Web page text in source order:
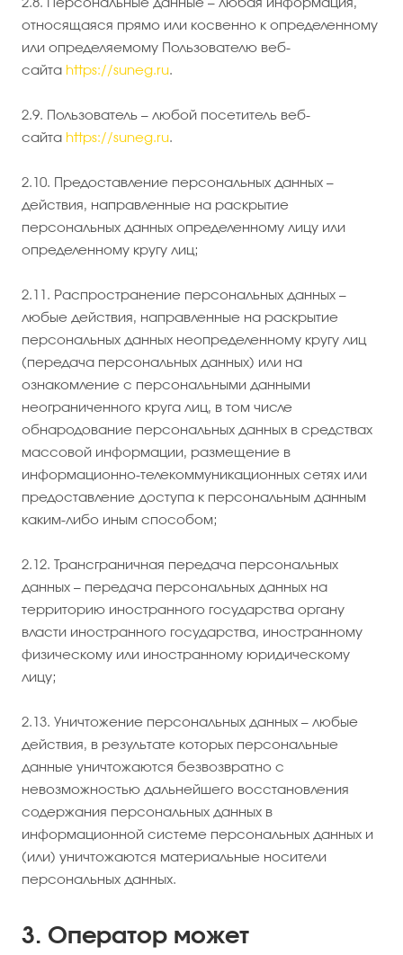
относящаяся прямо или косвенно к определенному
или определяемому Пользователю веб-
сайта https://suneg.ru.
2.9. Пользователь – любой посетитель веб-
сайта https://suneg.ru.
2.10. Предоставление персональных данных –
действия, направленные на раскрытие
персональных данных определенному лицу или
определенному кругу лиц;
2.11. Распространение персональных данных –
любые действия, направленные на раскрытие
персональных данных неопределенному кругу лиц
(передача персональных данных) или на
ознакомление с персональными данными
неограниченного круга лиц, в том числе
обнародование персональных данных в средствах
массовой информации, размещение в
информационно-телекоммуникационных сетях или
предоставление доступа к персональным данным
каким-либо иным способом;
2.12. Трансграничная передача персональных
данных – передача персональных данных на
территорию иностранного государства органу
власти иностранного государства, иностранному
физическому или иностранному юридическому
лицу;
2.13. Уничтожение персональных данных – любые
действия, в результате которых персональные
данные уничтожаются безвозвратно с
невозможностью дальнейшего восстановления
содержания персональных данных в
информационной системе персональных данных и
(или) уничтожаются материальные носители
персональных данных.
3. Оператор может